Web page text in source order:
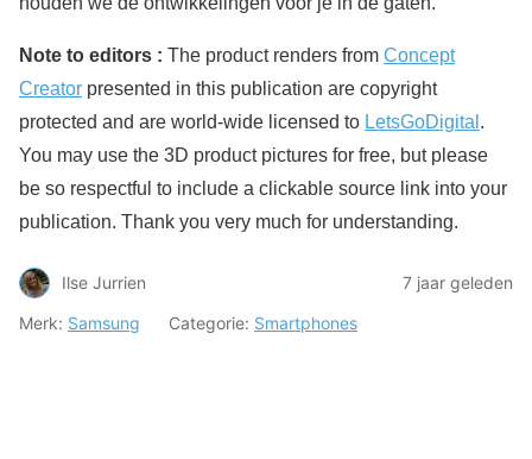
Note to editors : The product renders from Concept
Creator presented in this publication are copyright
protected and are world-wide licensed to LetsGoDigital .
You may use the 3D product pictures for free, but please
be so respectful to include a clickable source link into your
publication. Thank you very much for understanding.
Ilse Jurrien
7 jaar geleden
Merk: Samsung Categorie: Smartphones